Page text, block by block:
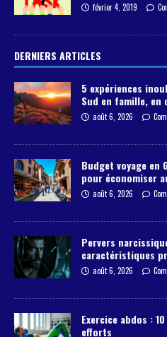
février 4, 2019
DERNIERS ARTICLES
5 expériences
Sud en famille, en
août 6, 2026
Budget voyage en
pour économiser
août 6, 2026
Pervers
caractéristiques
août 6, 2026
Exercice abdos :
efforts